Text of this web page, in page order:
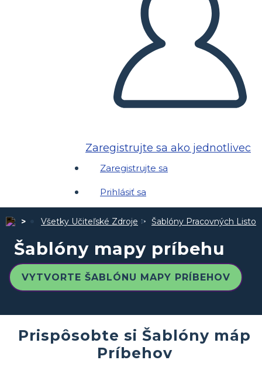
Zaregistrujte sa ako jednotlivec
Zaregistrujte sa
Prihlásiť sa
Všetky Učiteľské Zdroje Šablóny Pracovných Listov
Šablóny mapy príbehu
VYTVORTE ŠABLÓNU MAPY PRÍBEHOV
Prispôsobte si Šablóny máp
Príbehov